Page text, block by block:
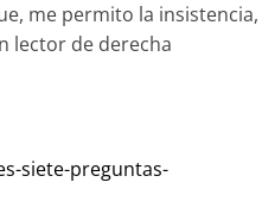
me permito la insistencia,
lector de derecha
siete-preguntas-